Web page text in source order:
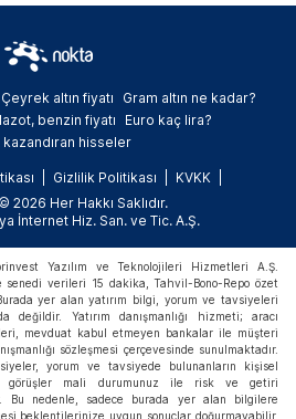
Çeyrek altın fiyatı
Gram altın ne kadar?
benzin fiyatı
Euro kaç lira?
kazandıran hisseler
Gizlilik Politikası
KVKK
2026 Her Hakkı Saklıdır.
İnternet Hiz. San. ve Tic. A.Ş.
Yazılım ve Teknolojileri Hizmetleri A.Ş.
senedi verileri 15 dakika, Tahvil-Bono-Repo özet
yer alan yatırım bilgi, yorum ve tavsiyeleri
değildir. Yatırım danışmanlığı hizmeti; aracı
mevduat kabul etmeyen bankalar ile müşteri
sözleşmesi çerçevesinde sunulmaktadır.
yorum ve tavsiyede bulunanların kişisel
görüşler mali durumunuz ile risk ve getiri
Bu nedenle, sadece burada yer alan bilgilere
beklentilerinize uygun sonuçlar doğurmayabilir.